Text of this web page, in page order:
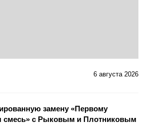
6 августа 2026
замену «Первому
смесь» с Рыковым и Плотниковым